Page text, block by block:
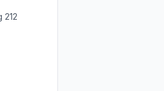
212